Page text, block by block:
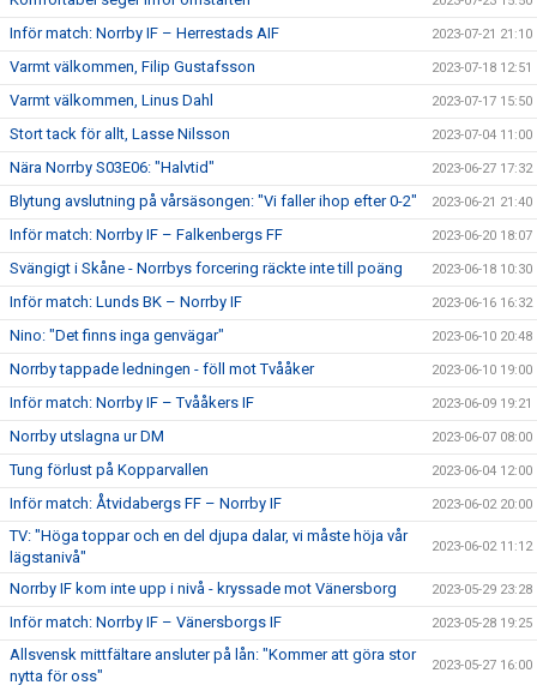
Inför match: Norrby IF – Herrestads AIF 2023-07-21 21:10
Varmt välkommen, Filip Gustafsson 2023-07-18 12:51
Varmt välkommen, Linus Dahl 2023-07-17 15:50
Stort tack för allt, Lasse Nilsson 2023-07-04 11:00
Nära Norrby S03E06: "Halvtid" 2023-06-27 17:32
Blytung avslutning på vårsäsongen: "Vi faller ihop efter 0-2" 2023-06-21 21:40
Inför match: Norrby IF – Falkenbergs FF 2023-06-20 18:07
Svängigt i Skåne - Norrbys forcering räckte inte till poäng 2023-06-18 10:30
Inför match: Lunds BK – Norrby IF 2023-06-16 16:32
Nino: "Det finns inga genvägar" 2023-06-10 20:48
Norrby tappade ledningen - föll mot Tvååker 2023-06-10 19:00
Inför match: Norrby IF – Tvååkers IF 2023-06-09 19:21
Norrby utslagna ur DM 2023-06-07 08:00
Tung förlust på Kopparvallen 2023-06-04 12:00
Inför match: Åtvidabergs FF – Norrby IF 2023-06-02 20:00
TV: "Höga toppar och en del djupa dalar, vi måste höja vår
lägstanivå"
2023-06-02 11:12
Norrby IF kom inte upp i nivå - kryssade mot Vänersborg 2023-05-29 23:28
Inför match: Norrby IF – Vänersborgs IF 2023-05-28 19:25
Allsvensk mittfältare ansluter på lån: "Kommer att göra stor
nytta för oss"
2023-05-27 16:00